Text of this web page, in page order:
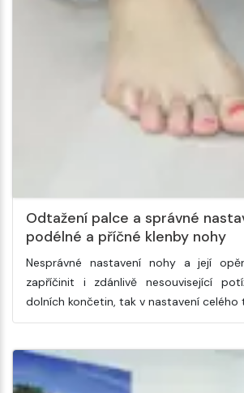
Odtažení palce a správné
podélné a příčné klenby nohy
Nesprávné nastavení nohy a její
zapříčinit i zdánlivě nesouvisející
dolních končetin, tak v nastavení celého